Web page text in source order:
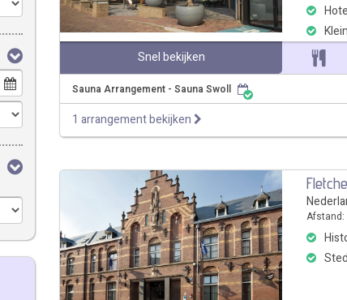
Snel bekijken
Sauna Arrangement - Sauna Swoll
1 arrangement bekijken
Afstand: